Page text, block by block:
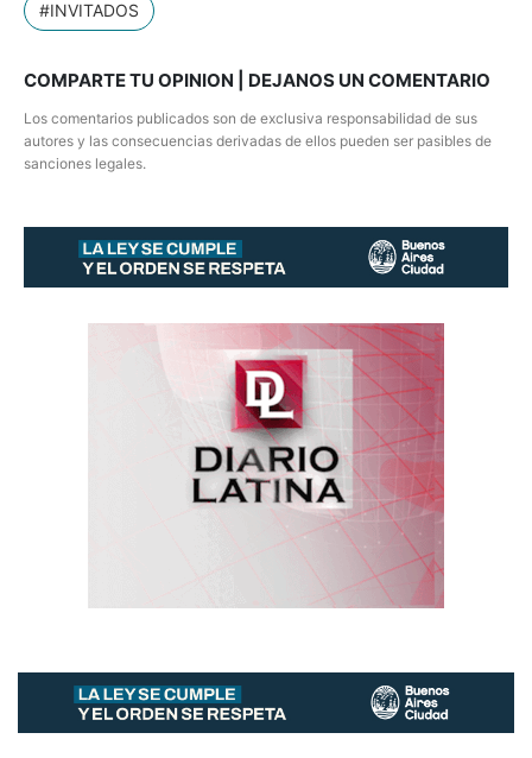
#INVITADOS
COMPARTE TU OPINION | DEJANOS UN COMENTARIO
Los comentarios publicados son de exclusiva responsabilidad de sus
autores y las consecuencias derivadas de ellos pueden ser pasibles de
sanciones legales.